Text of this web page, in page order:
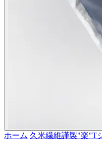
ホーム 久米繊維謹製"楽"T